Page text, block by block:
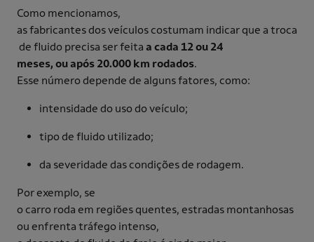
Como mencionamos,
as fabricantes dos veículos costumam indicar que a troca
de fluido precisa ser feita a cada 12 ou 24
meses, ou após 20.000 km rodados.
Esse número depende de alguns fatores, como:
intensidade do uso do veículo;
tipo de fluido utilizado;
da severidade das condições de rodagem.
Por exemplo, se
o carro roda em regiões quentes, estradas montanhosas
ou enfrenta tráfego intenso,